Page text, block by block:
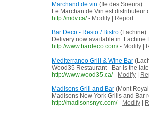
Marchand de vin (Ile des Soeurs)
Le Marchan de Vin est
http://mdv.ca/ - Modify
Report
Bar Deco - Resto / Bistro (Lachine)
Delivery now available in: Lachine
http://www.bardeco.com/ - Modify
Mediterraneo Grill & Wine Bar
Wood35 Restaurant - Bar is the
http://www.wood35.ca/ - Modify
Madisons Grill and Bar (Mont
Madisons New York Grills and
http://madisonsnyc.com/ - Modify